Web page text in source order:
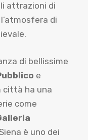
attrazioni di
di
di bellissime
e
città ha una
come
è uno dei